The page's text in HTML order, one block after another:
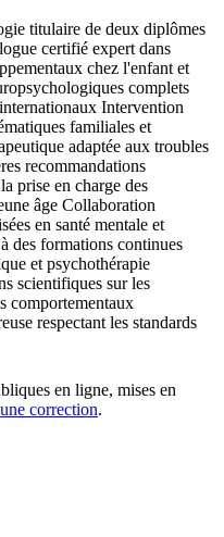
titulaire de deux diplômes
certifié expert dans
chez l'enfant et
complets
Intervention
familiales et
adaptée aux troubles
recommandations
prise en charge des
âge Collaboration
en santé mentale et
des formations continues
et psychothérapie
scientifiques sur les
comportementaux
respectant les standards
en ligne, mises en
correction.